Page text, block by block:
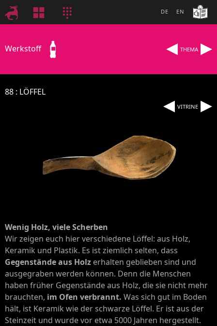
EN
DE
Werkstoff ◂ THEMA ▸
88 LÖFFEL ◂ VITRINE ▸
Wenig Holz, viele Scherben
Wir zeigen euch hier verschiedene Löffel: aus Holz,
Keramik und Plastik. Es ist ziemlich selten, dass
Gegenstände aus Holz erhalten geblieben sind und
ausgegraben werden können. Denn die Menschen
haben früher Gegenstände aus Holz, die sie nicht mehr
brauchten, im Ofen verbrannt. Was sich gut im Boden
hält, ist Keramik wie der schwarze Löffel. Er ist aus der
Steinzeit und wurde vor etwa 5000 Jahren hergestellt.